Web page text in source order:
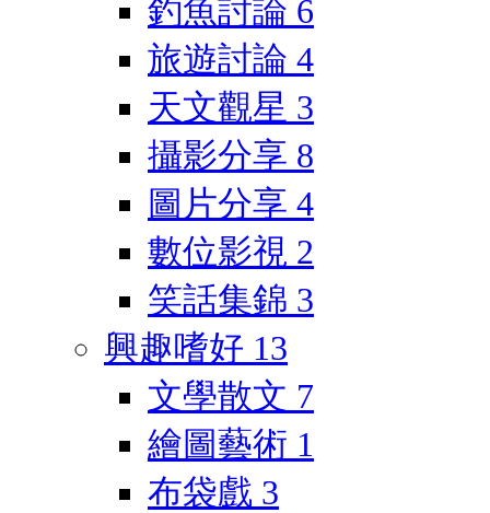
釣魚討論 6
旅遊討論 4
天文觀星 3
攝影分享 8
圖片分享 4
數位影視 2
笑話集錦 3
興趣嗜好 13
文學散文 7
繪圖藝術 1
布袋戲 3